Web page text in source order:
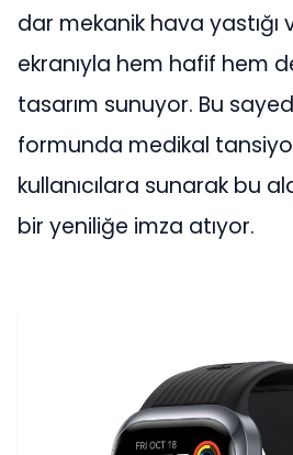
dar mekanik hava yastığı
ekranıyla hem hafif hem
tasarım sunuyor. Bu
formunda medikal
kullanıcılara sunarak bu
bir yeniliğe imza atıyor.